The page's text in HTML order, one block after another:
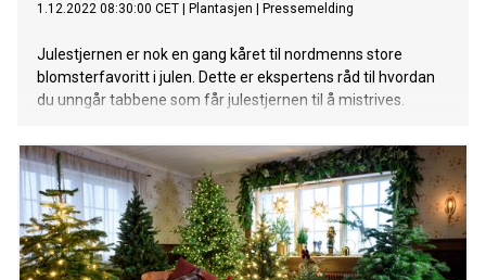
1.12.2022 08:30:00 CET Plantasjen Pressemelding
Julestjernen er nok en gang kåret til nordmenns store
blomsterfavoritt i julen. Dette er ekspertens råd til hvordan
du unngår tabbene som får julestjernen til å mistrives.